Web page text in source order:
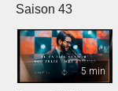
Saison 43
5 min